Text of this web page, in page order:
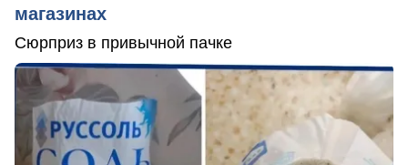
магазинах
Сюрприз в привычной пачке